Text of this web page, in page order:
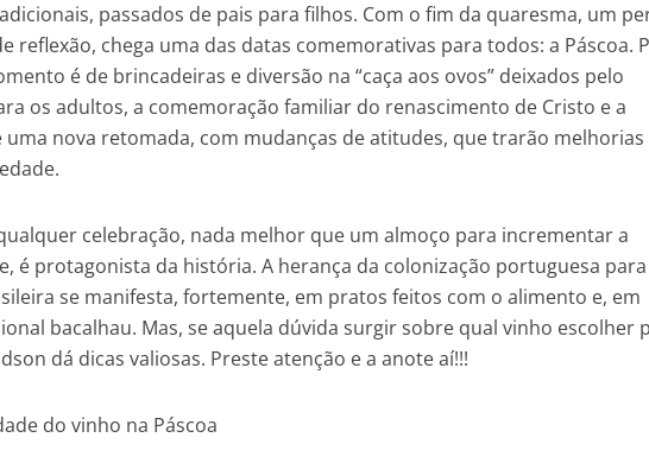
passados de pais para filhos. Com o fim da quaresma, um
reflexão, chega uma das datas comemorativas para todos: a Páscoa.
é de brincadeiras e diversão na “caça aos ovos” deixados pelo
os adultos, a comemoração familiar do renascimento de Cristo e a
nova retomada, com mudanças de atitudes, que trarão melhorias
celebração, nada melhor que um almoço para incrementar a
é protagonista da história. A herança da colonização portuguesa
se manifesta, fortemente, em pratos feitos com o alimento e, em
bacalhau. Mas, se aquela dúvida surgir sobre qual vinho escolher
dá dicas valiosas. Preste atenção e a anote aí!!!
do vinho na Páscoa